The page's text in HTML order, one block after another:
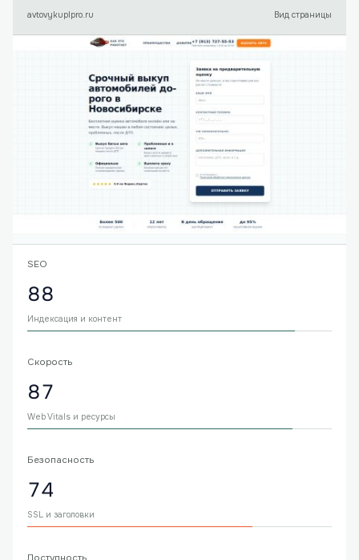
avtovykuplpro.ru Вид страницы
SEO
88
Индексация и контент
Скорость
87
Web Vitals и ресурсы
Безопасность
74
SSL и заголовки